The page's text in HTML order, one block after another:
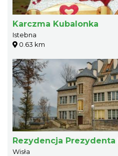
Karczma Kubalonka
Istebna
0.63 km
Rezydencja Prezydenta
Wisła